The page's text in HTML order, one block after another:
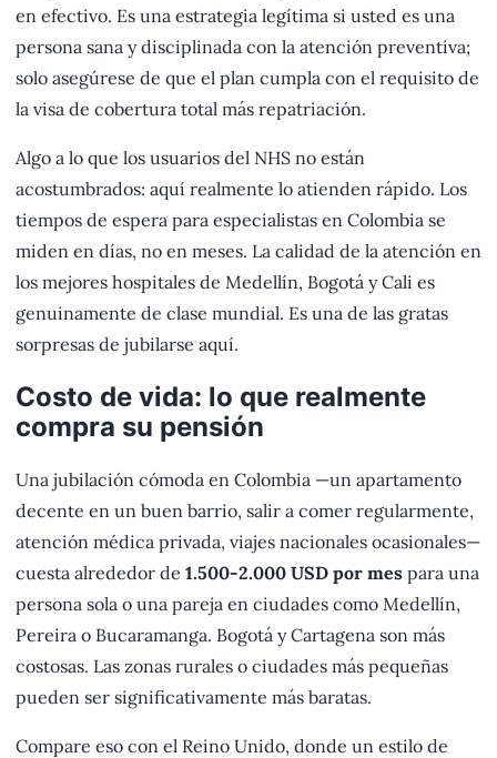
en efectivo. Es una estrategia legítima si usted es una
persona sana y disciplinada con la atención preventiva;
solo asegúrese de que el plan cumpla con el requisito de
la visa de cobertura total más repatriación.
Algo a lo que los usuarios del NHS no están
acostumbrados: aquí realmente lo atienden rápido. Los
tiempos de espera para especialistas en Colombia se
miden en días, no en meses. La calidad de la atención en
los mejores hospitales de Medellín, Bogotá y Cali es
genuinamente de clase mundial. Es una de las gratas
sorpresas de jubilarse aquí.
Costo de vida: lo que realmente
compra su pensión
Una jubilación cómoda en Colombia —un apartamento
decente en un buen barrio, salir a comer regularmente,
atención médica privada, viajes nacionales ocasionales—
cuesta alrededor de 1.500-2.000 USD por mes para una
persona sola o una pareja en ciudades como Medellín,
Pereira o Bucaramanga. Bogotá y Cartagena son más
costosas. Las zonas rurales o ciudades más pequeñas
pueden ser significativamente más baratas.
Compare eso con el Reino Unido, donde un estilo de